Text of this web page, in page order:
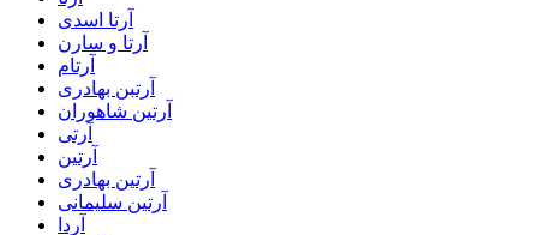
آرتا اسدی
آرتا و سارن
آرتام
آرتبن بهادری
آرتين شاهوران
آرتی
آرتین
آرتین بهادری
آرتین سلیمانی
آردا